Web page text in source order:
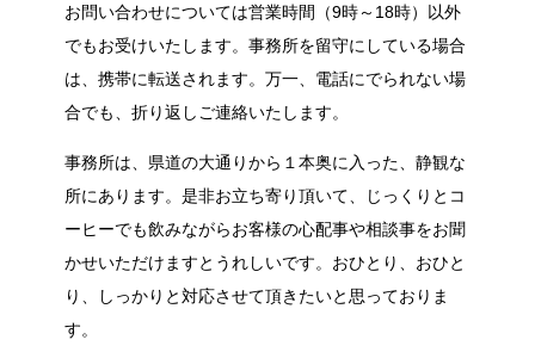
お問い合わせについては営業時間（9時～18時）以外
でもお受けいたします。事務所を留守にしている場合
は、携帯に転送されます。万一、電話にでられない場
合でも、折り返しご連絡いたします。
事務所は、県道の大通りから１本奥に入った、静観な
所にあります。是非お立ち寄り頂いて、じっくりとコ
ーヒーでも飲みながらお客様の心配事や相談事をお聞
かせいただけますとうれしいです。おひとり、おひと
り、しっかりと対応させて頂きたいと思っておりま
す。